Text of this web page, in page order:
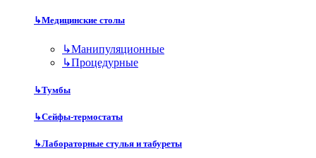
↳Медицинские столы
↳Манипуляционные
↳Процедурные
↳Тумбы
↳Сейфы-термостаты
↳Лабораторные стулья и табуреты